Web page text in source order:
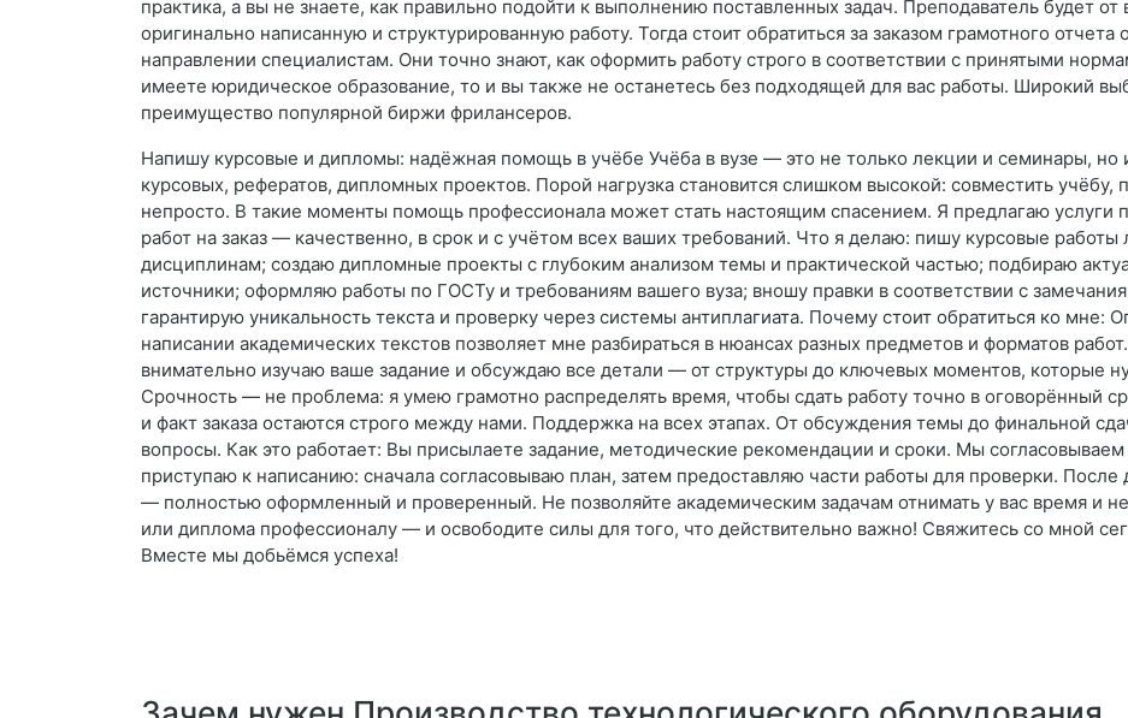
практика, а вы не знаете, как правильно подойти к выполнению поставленных задач. Преподаватель будет от
оригинально написанную и структурированную работу. Тогда стоит обратиться за заказом грамотного
направлении специалистам. Они точно знают, как оформить работу строго в соответствии с принятыми
имеете юридическое образование, то и вы также не останетесь без подходящей для вас работы. Широкий
преимущество популярной биржи фрилансеров.
Напишу курсовые и дипломы: надёжная помощь в учёбе Учёба в вузе — это не только лекции и семинары,
курсовых, рефератов, дипломных проектов. Порой нагрузка становится слишком высокой: совместить
непросто. В такие моменты помощь профессионала может стать настоящим спасением. Я предлагаю услуги
работ на заказ — качественно, в срок и с учётом всех ваших требований. Что я делаю: пишу курсовые
дисциплинам; создаю дипломные проекты с глубоким анализом темы и практической частью; подбираю
источники; оформляю работы по ГОСТу и требованиям вашего вуза; вношу правки в соответствии с
гарантирую уникальность текста и проверку через системы антиплагиата. Почему стоит обратиться ко мне:
написании академических текстов позволяет мне разбираться в нюансах разных предметов и форматов
внимательно изучаю ваше задание и обсуждаю все детали — от структуры до ключевых моментов, которые
Срочность — не проблема: я умею грамотно распределять время, чтобы сдать работу точно в оговорённый
и факт заказа остаются строго между нами. Поддержка на всех этапах. От обсуждения темы до финальной
вопросы. Как это работает: Вы присылаете задание, методические рекомендации и сроки. Мы
приступаю к написанию: сначала согласовываю план, затем предоставляю части работы для проверки. После
— полностью оформленный и проверенный. Не позволяйте академическим задачам отнимать у вас время и
или диплома профессионалу — и освободите силы для того, что действительно важно! Свяжитесь со мной
Вместе мы добьёмся успеха!